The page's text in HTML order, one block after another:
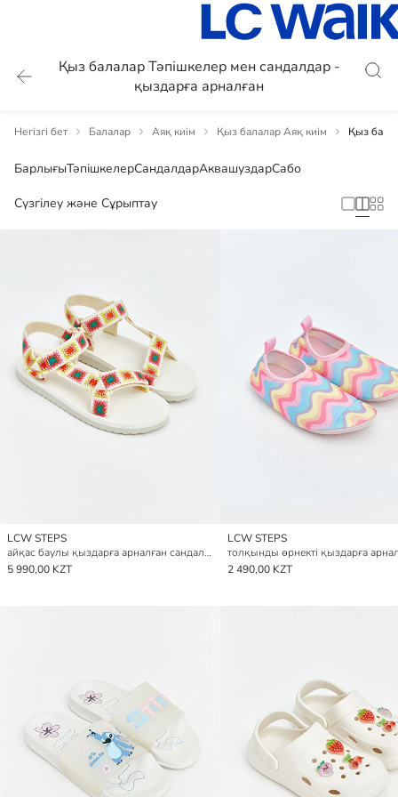
Қыз балалар Тәпішкелер мен сандалдар -
қыздарға арналған
Негізгі бет Балалар Аяқ киім Қыз балалар Аяқ киім Қыз
БарлығыТәпішкелерСандалдарАквашуздарСабо
Сүзгілеу және Сұрыптау
LCW STEPS
айқас баулы қыздарға арналған сандалдар
5 990,00 KZT
LCW STEPS
2 490,00 KZT